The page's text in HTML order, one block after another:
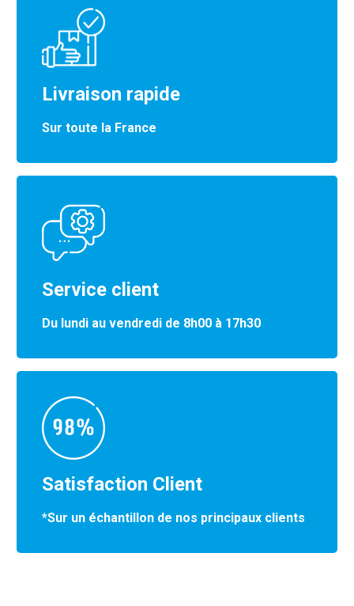
Livraison rapide
Sur toute la France
Service client
Du lundi au vendredi de 8h00 à 17h30
Satisfaction Client
*Sur un échantillon de nos principaux clients